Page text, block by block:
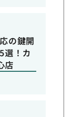
の鍵開
選！カ
店